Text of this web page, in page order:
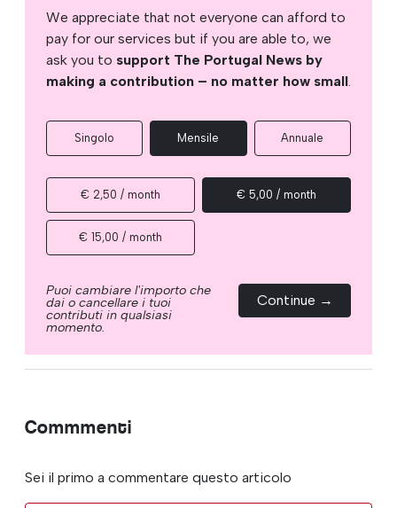
We appreciate that not everyone can afford to
pay for our services but if you are able to, we
ask you to support The Portugal News by
making a contribution – no matter how small.
Singolo Mensile Annuale
€ 2,50 / month € 5,00 / month
€ 15,00 / month
Puoi cambiare l'importo che
dai o cancellare i tuoi
contributi in qualsiasi
momento.
Continue →
Commmenti
Sei il primo a commentare questo articolo